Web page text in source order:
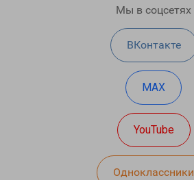
Мы в соцсетях
ВКонтакте
MAX
YouTube
Одноклассники